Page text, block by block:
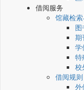
借阅服务
馆藏检
期
学
特
校
借阅规则
外